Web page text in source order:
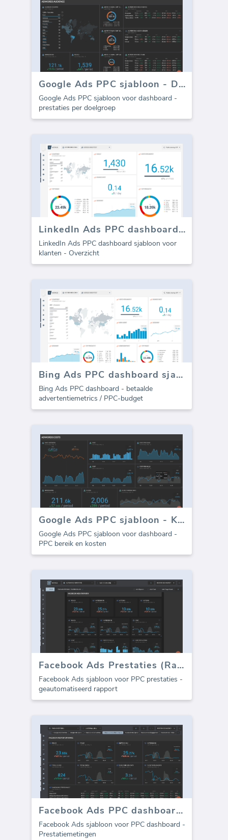
Google Ads PPC sjabloon - Doelgroep
Google Ads PPC sjabloon voor dashboard -
prestaties per doelgroep
LinkedIn Ads PPC dashboard sjabloon
LinkedIn Ads PPC dashboard sjabloon voor
klanten - Overzicht
Bing Ads PPC dashboard sjabloon - Uitgaven
Bing Ads PPC dashboard - betaalde
advertentiemetrics / PPC-budget
Google Ads PPC sjabloon - Kosten
Google Ads PPC sjabloon voor dashboard -
PPC bereik en kosten
Facebook Ads Prestaties (Rapport)
Facebook Ads sjabloon voor PPC prestaties -
geautomatiseerd rapport
Facebook Ads PPC dashboard - Prestaties
Facebook Ads sjabloon voor PPC dashboard -
Prestatiemetingen